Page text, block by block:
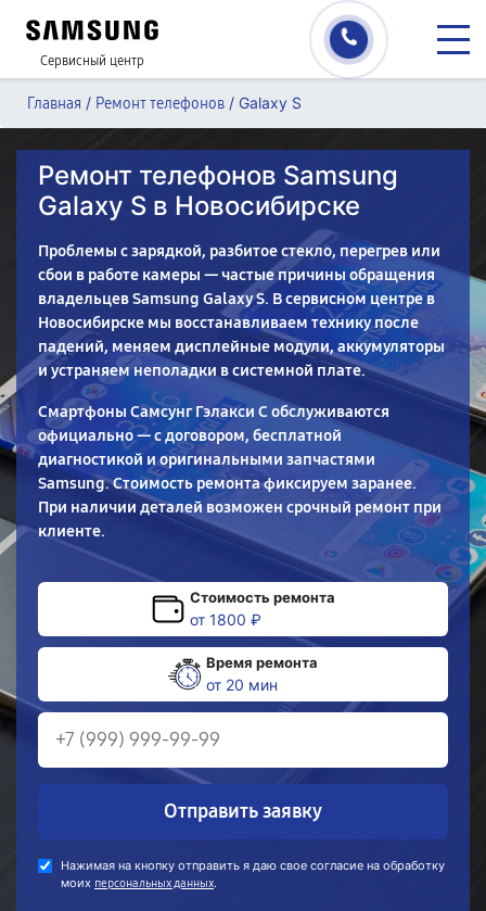
Сервисный центр
Главная / Ремонт телефонов / Galaxy S
Ремонт телефонов Samsung
Galaxy S в Новосибирске
Проблемы с зарядкой, разбитое стекло, перегрев или
сбои в работе камеры — частые причины обращения
владельцев Samsung Galaxy S. В сервисном центре в
Новосибирске мы восстанавливаем технику после
падений, меняем дисплейные модули, аккумуляторы
и устраняем неполадки в системной плате.
Смартфоны Самсунг Гэлакси С обслуживаются
официально — с договором, бесплатной
диагностикой и оригинальными запчастями
Samsung. Стоимость ремонта фиксируем заранее.
При наличии деталей возможен срочный ремонт при
клиенте.
Стоимость ремонта
от 1800 ₽
Время ремонта
от 20 мин
Отправить заявку
Нажимая на кнопку отправить я даю свое согласие на обработку
моих персональных данных.